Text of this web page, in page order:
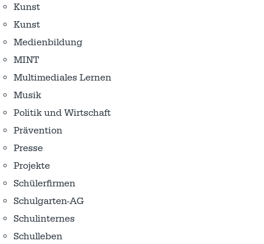
Kunst
Kunst
Medienbildung
MINT
Multimediales Lernen
Musik
Politik und Wirtschaft
Prävention
Presse
Projekte
Schülerfirmen
Schulgarten-AG
Schulinternes
Schulleben